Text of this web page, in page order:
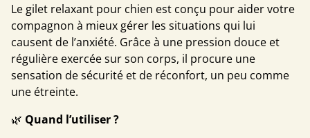
Le gilet relaxant pour chien est conçu pour aider votre
compagnon à mieux gérer les situations qui lui
causent de l’anxiété. Grâce à une pression douce et
régulière exercée sur son corps, il procure une
sensation de sécurité et de réconfort, un peu comme
une étreinte.
🌿 Quand l’utiliser ?